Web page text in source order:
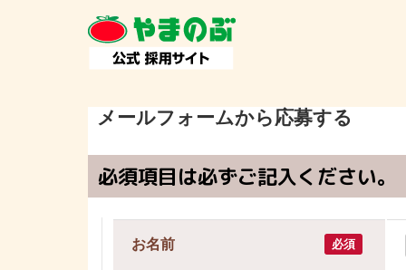
メールフォームから応募する
必須項目は必ずご記入ください。
お名前 必須